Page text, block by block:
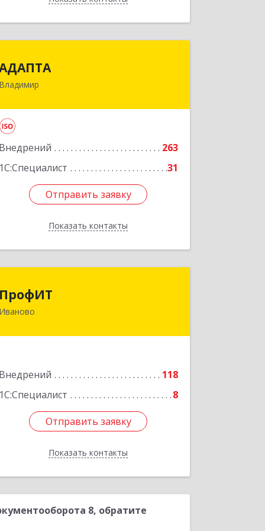
Владимир
Внедрений
263
1С:Специалист
31
Отправить заявку
Показать контакты
600005, Владимирская обл, Владимир
Подробнее
Отправить заявку
Назад
ПрофИТ
Иваново
Внедрений
118
1С:Специалист
8
Отправить заявку
Показать контакты
153000, Ивановская обл, г.о. город
Отправить заявку
Назад
8, обратите